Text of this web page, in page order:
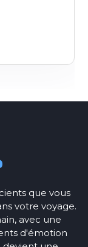
que vous
votre voyage.
avec une
d'émotion